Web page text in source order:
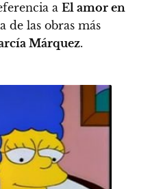
a El amor en
de las obras más
Márquez.